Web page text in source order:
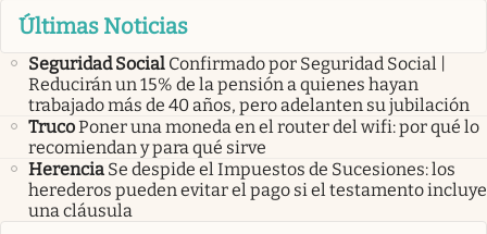
Últimas Noticias
Seguridad Social Confirmado por Seguridad Social |
Reducirán un 15% de la pensión a quienes hayan
trabajado más de 40 años, pero adelanten su jubilación
TrucoPoner una moneda en el router del wifi: por qué lo
recomiendan y para qué sirve
Herencia Se despide el Impuestos de Sucesiones: los
herederos pueden evitar el pago si el testamento incluye
una cláusula